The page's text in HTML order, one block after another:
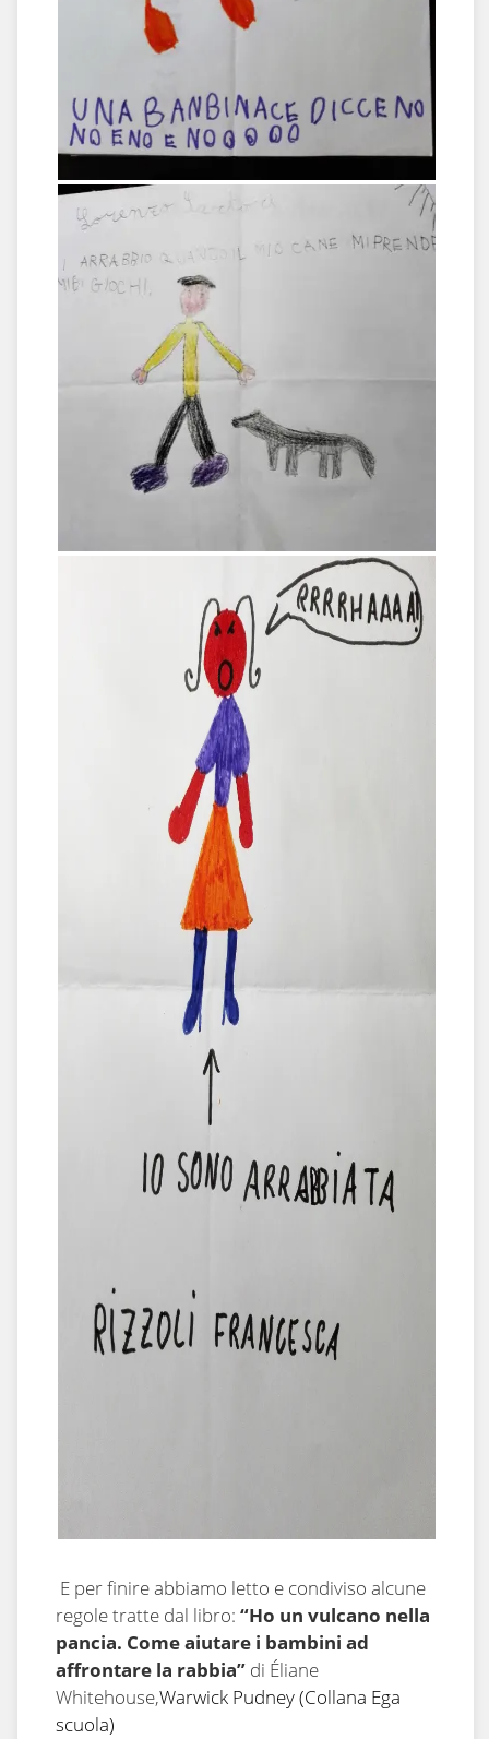
E per finire abbiamo letto e condiviso alcune
regole tratte dal libro: “Ho un vulcano nella
pancia. Come aiutare i bambini ad
affrontare la rabbia” di Éliane
Whitehouse,Warwick Pudney(Collana Ega
scuola)